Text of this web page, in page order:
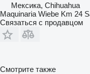
Мексика, Chihuahua
Maquinaria Wiebe Km 24
Связаться с продавцом
Смотрите также